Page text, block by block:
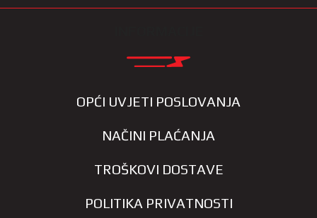
OPĆI UVJETI POSLOVANJA
NAČINI PLAĆANJA
TROŠKOVI DOSTAVE
POLITIKA PRIVATNOSTI